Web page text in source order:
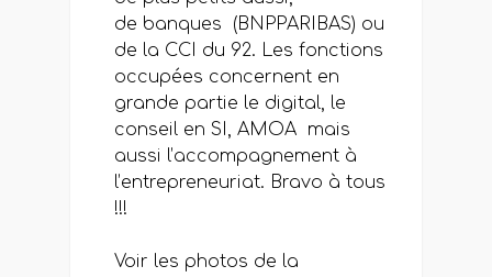
de banques (BNPPARIBAS) ou
de la CCI du 92. Les fonctions
occupées concernent en
grande partie le digital, le
conseil en SI, AMOA mais
aussi l’accompagnement à
l’entrepreneuriat. Bravo à tous
!!!
Voir les photos de la